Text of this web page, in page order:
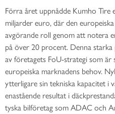
Förra året uppnådde Kumho Tire
miljarder euro, där den
avgörande roll genom att notera
på över 20 procent. Denna
av företagets FoU-strategi som
europeiska marknadens behov.
ytterligare sin tekniska kapacitet i
enastående resultat i
tyska bilföretag som ADAC och